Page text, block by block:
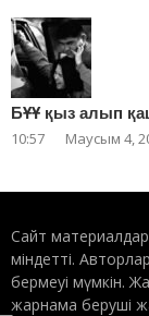
БҰҰ қыз алып
10:57 Маусым 4,
Сайт
міндетті.
бермеуі мүмкін.
жарнама беруші